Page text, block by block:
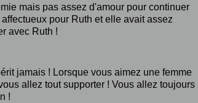
mais pas assez d'amour pour continuer
pour Ruth et elle avait assez
avec Ruth !
jamais ! Lorsque vous aimez une femme
allez tout supporter ! Vous allez toujours
!